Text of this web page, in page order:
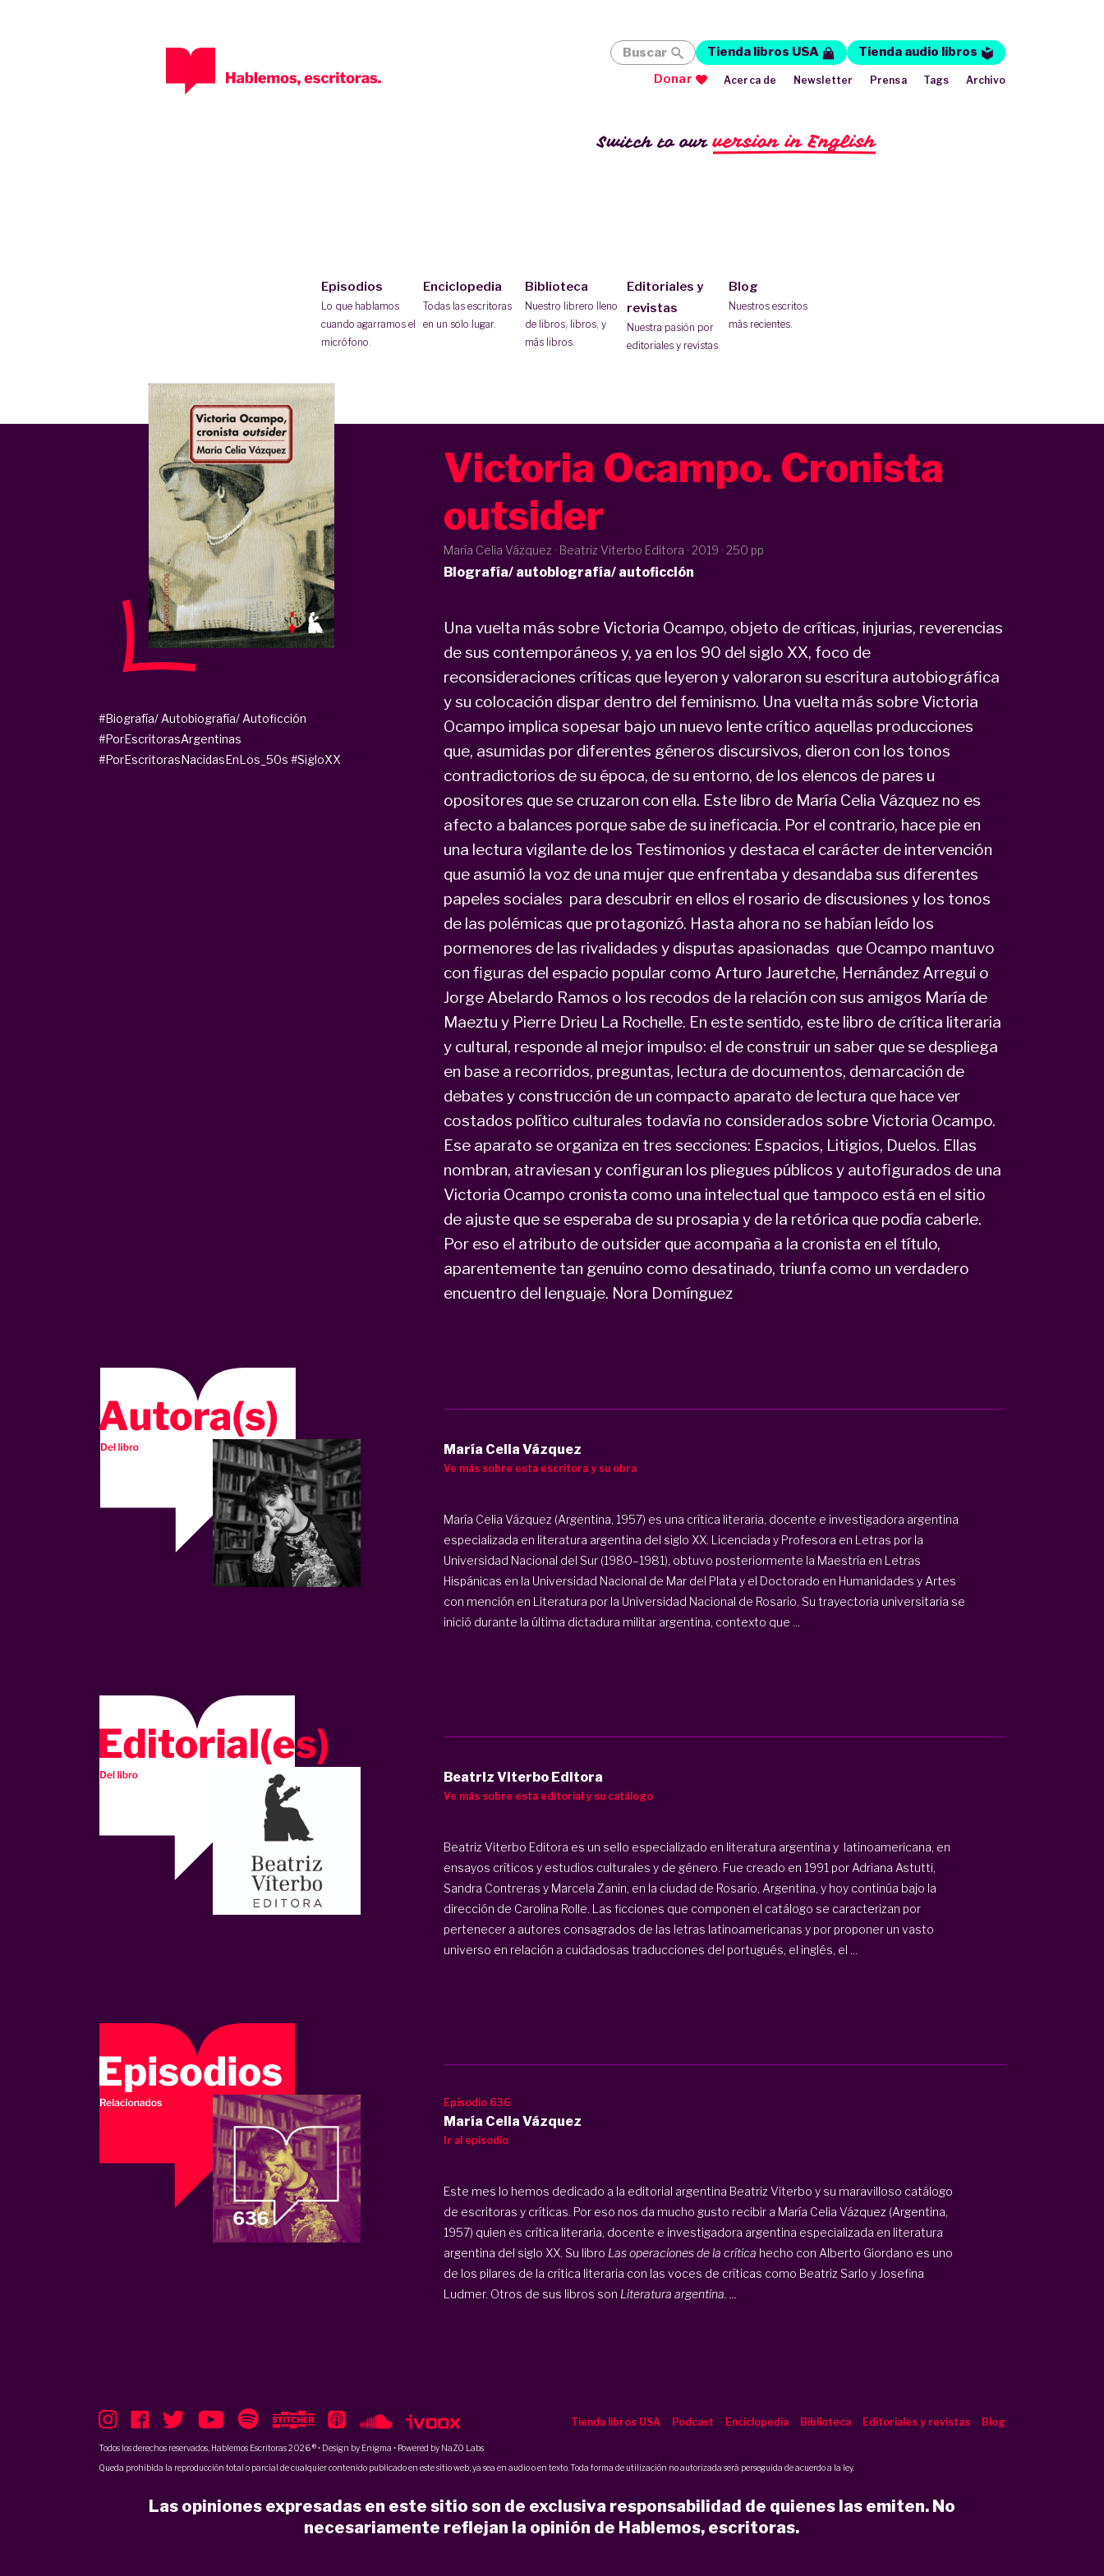
Switch to ourversion in English
Episodios
Lo que hablamos
cuando agarramos el
micrófono.
Enciclopedia
Todas las escritoras
en un solo lugar.
Biblioteca
Nuestro librero lleno
de libros, libros, y
más libros.
Editoriales y
revistas
Nuestra pasión por
editoriales y revistas.
Blog
Nuestros escritos
más recientes.
Buscar Tienda libros USA
Tienda audio libros
Donar
Acerca de Newsletter Prensa Tags Archivo
Victoria Ocampo. Cronista
outsider
María Celia Vázquez · Beatriz Viterbo Editora · 2019 · 250 pp
Biografía/ autobiografía/ autoficción
Una vuelta más sobre Victoria Ocampo, objeto de críticas, injurias, reverencias
de sus contemporáneos y, ya en los 90 del siglo XX, foco de
reconsideraciones críticas que leyeron y valoraron su escritura autobiográfica
y su colocación dispar dentro del feminismo. Una vuelta más sobre Victoria
Ocampo implica sopesar bajo un nuevo lente crítico aquellas producciones
que, asumidas por diferentes géneros discursivos, dieron con los tonos
contradictorios de su época, de su entorno, de los elencos de pares u
opositores que se cruzaron con ella. Este libro de María Celia Vázquez no es
afecto a balances porque sabe de su ineficacia. Por el contrario, hace pie en
una lectura vigilante de los Testimonios y destaca el carácter de intervención
que asumió la voz de una mujer que enfrentaba y desandaba sus diferentes
papeles sociales para descubrir en ellos el rosario de discusiones y los tonos
de las polémicas que protagonizó. Hasta ahora no se habían leído los
pormenores de las rivalidades y disputas apasionadas que Ocampo mantuvo
con figuras del espacio popular como Arturo Jauretche, Hernández Arregui o
Jorge Abelardo Ramos o los recodos de la relación con sus amigos María de
Maeztu y Pierre Drieu La Rochelle. En este sentido, este libro de crítica literaria
y cultural, responde al mejor impulso: el de construir un saber que se despliega
en base a recorridos, preguntas, lectura de documentos, demarcación de
debates y construcción de un compacto aparato de lectura que hace ver
costados político culturales todavía no considerados sobre Victoria Ocampo.
Ese aparato se organiza en tres secciones: Espacios, Litigios, Duelos. Ellas
nombran, atraviesan y configuran los pliegues públicos y autofigurados de una
Victoria Ocampo cronista como una intelectual que tampoco está en el sitio
de ajuste que se esperaba de su prosapia y de la retórica que podía caberle.
Por eso el atributo de outsider que acompaña a la cronista en el título,
aparentemente tan genuino como desatinado, triunfa como un verdadero
encuentro del lenguaje. Nora Domínguez
#Biografía/ Autobiografía/ Autoficción
#PorEscritorasArgentinas
#PorEscritorasNacidasEnLos_50s #SigloXX
María Celia Vázquez
Ve más sobre esta escritora y su obra
María Celia Vázquez (Argentina, 1957) es una crítica literaria, docente e investigadora argentina
especializada en literatura argentina del siglo XX. Licenciada y Profesora en Letras por la
Universidad Nacional del Sur (1980–1981), obtuvo posteriormente la Maestría en Letras
Hispánicas en la Universidad Nacional de Mar del Plata y el Doctorado en Humanidades y Artes
con mención en Literatura por la Universidad Nacional de Rosario. Su trayectoria universitaria se
inició durante la última dictadura militar argentina, contexto que ...
Beatriz Viterbo Editora
Ve más sobre esta editorial y su catálogo
Beatriz Viterbo Editora es un sello especializado en literatura argentina y latinoamericana, en
ensayos críticos y estudios culturales y de género. Fue creado en 1991 por Adriana Astutti,
Sandra Contreras y Marcela Zanin, en la ciudad de Rosario, Argentina, y hoy continúa bajo la
dirección de Carolina Rolle. Las ficciones que componen el catálogo se caracterizan por
pertenecer a autores consagrados de las letras latinoamericanas y por proponer un vasto
universo en relación a cuidadosas traducciones del portugués, el inglés, el ...
Episodio 636
María Celia Vázquez
Ir al episodio
Este mes lo hemos dedicado a la editorial argentina Beatriz Viterbo y su maravilloso catálogo
de escritoras y críticas. Por eso nos da mucho gusto recibir a María Celia Vázquez (Argentina,
1957) quien es crítica literaria, docente e investigadora argentina especializada en literatura
argentina del siglo XX. Su libro Las operaciones de la crítica hecho con Alberto Giordano es uno
de los pilares de la crítica literaria con las voces de críticas como Beatriz Sarlo y Josefina
Ludmer. Otros de sus libros son Literatura argentina. ...
Tienda libros USA Podcast Enciclopedia Biblioteca Editoriales y revistas Blog
Todos los derechos reservados, Hablemos Escritoras 2026 ® • Design by Enigma • Powered by NaZO Labs
Queda prohibida la reproducción total o parcial de cualquier contenido publicado en este sitio web, ya sea en audio o en texto. Toda forma de utilización no autorizada será perseguida de acuerdo a la ley.
Las opiniones expresadas en este sitio son de exclusiva responsabilidad de quienes las emiten. No
necesariamente reflejan la opinión de Hablemos, escritoras.